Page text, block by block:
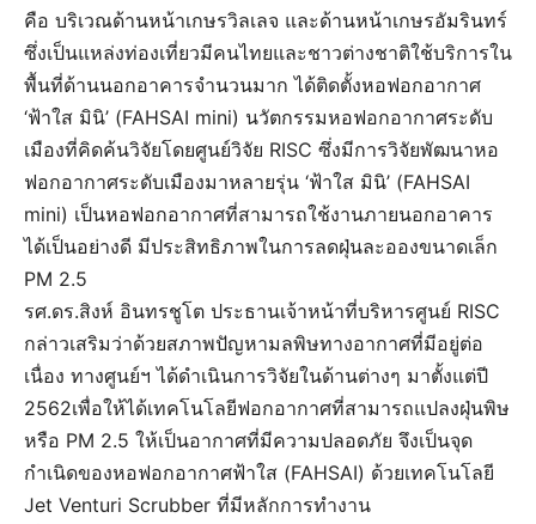
คือ บริเวณด้านหน้าเกษรวิลเลจ และด้านหน้าเกษรอัมรินทร์
ซึ่งเป็นแหล่งท่องเที่ยวมีคนไทยและชาวต่างชาติใช้บริการใน
พื้นที่ด้านนอกอาคารจำนวนมาก ได้ติดตั้งหอฟอกอากาศ
‘ฟ้าใส มินิ’ (FAHSAI mini) นวัตกรรมหอฟอกอากาศระดับ
เมืองที่คิดค้นวิจัยโดยศูนย์วิจัย RISC ซึ่งมีการวิจัยพัฒนาหอ
ฟอกอากาศระดับเมืองมาหลายรุ่น ‘ฟ้าใส มินิ’ (FAHSAI
mini) เป็นหอฟอกอากาศที่สามารถใช้งานภายนอกอาคาร
ได้เป็นอย่างดี มีประสิทธิภาพในการลดฝุ่นละอองขนาดเล็ก
PM 2.5
รศ.ดร.สิงห์ อินทรชูโต ประธานเจ้าหน้าที่บริหารศูนย์ RISC
กล่าวเสริมว่าด้วยสภาพปัญหามลพิษทางอากาศที่มีอยู่ต่อ
เนื่อง ทางศูนย์ฯ ได้ดำเนินการวิจัยในด้านต่างๆ มาตั้งแต่ปี
2562เพื่อให้ได้เทคโนโลยีฟอกอากาศที่สามารถแปลงฝุ่นพิษ
หรือ PM 2.5 ให้เป็นอากาศที่มีความปลอดภัย จึงเป็นจุด
กำเนิดของหอฟอกอากาศฟ้าใส (FAHSAI) ด้วยเทคโนโลยี
Jet Venturi Scrubber ที่มีหลักการทำงาน